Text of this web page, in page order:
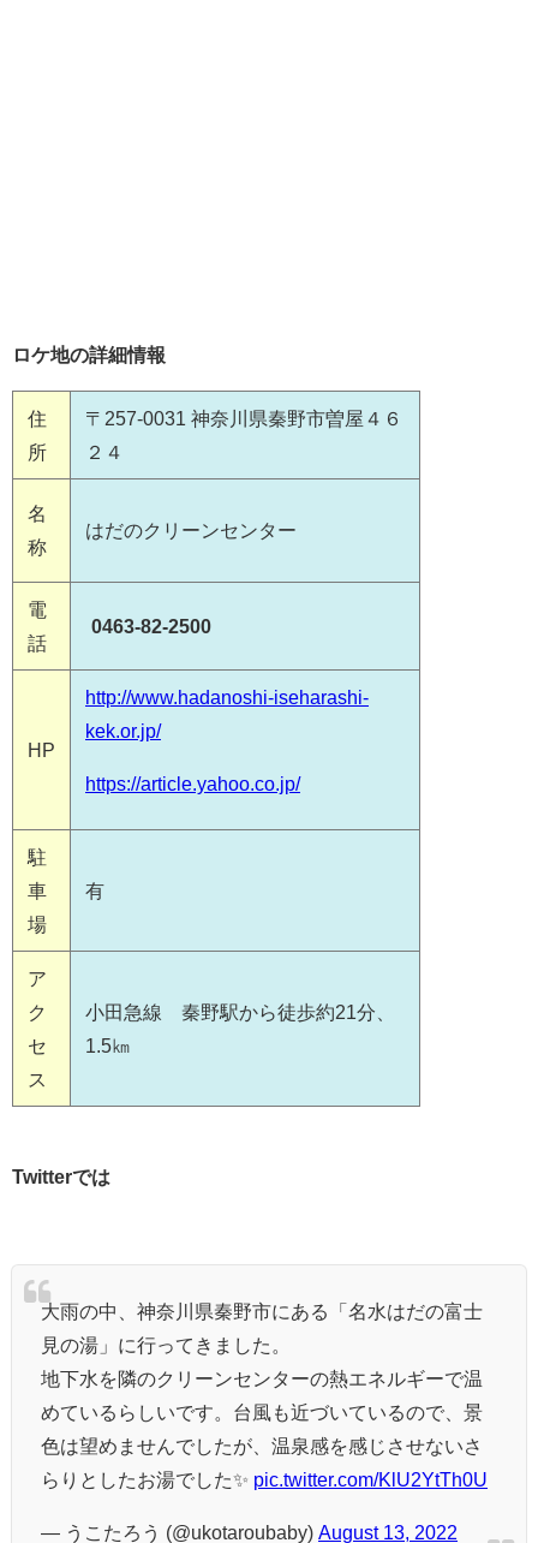
ロケ地の詳細情報
住
所
〒257-0031 神奈川県秦野市曽屋４６
２４
名
称
はだのクリーンセンター
電
話
0463-82-2500
HP
http://www.hadanoshi-iseharashi-
kek.or.jp/
https://article.yahoo.co.jp/
駐
車
場
有
ア
ク
セ
ス
小田急線 秦野駅から徒歩約21分、
1.5㎞
Twitterでは
大雨の中、神奈川県秦野市にある「名水はだの富士
見の湯」に行ってきました。
地下水を隣のクリーンセンターの熱エネルギーで温
めているらしいです。台風も近づいているので、景
色は望めませんでしたが、温泉感を感じさせないさ
らりとしたお湯でした✨ pic.twitter.com/KlU2YtTh0U
— うこたろう (@ukotaroubaby) August 13, 2022